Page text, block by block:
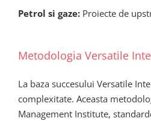
Petrol si gaze: Proiecte de
Metodologia Versatile
La baza succesului Versatile
complexitate. Aceasta
Management Institute,